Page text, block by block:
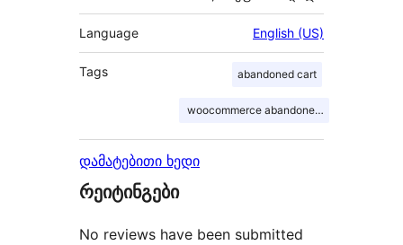
Language English (US)
Tags abandoned cart
woocommerce abandoned cart
დამატებითი ხედი
რეიტინგები
No reviews have been submitted